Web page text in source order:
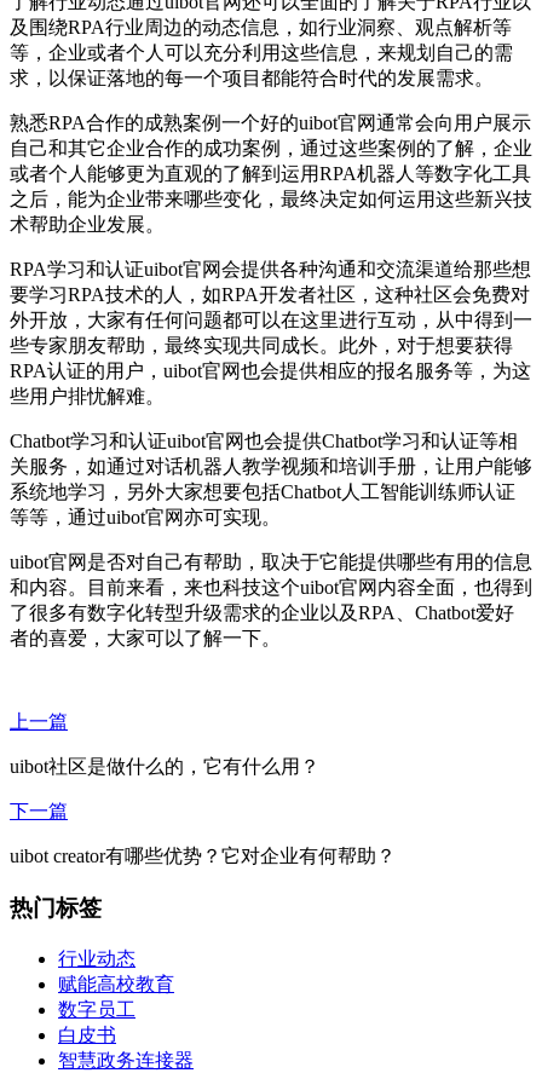
及围绕RPA行业周边的动态信息，如行业洞察、观点解析等
等，企业或者个人可以充分利用这些信息，来规划自己的需
求，以保证落地的每一个项目都能符合时代的发展需求。
熟悉RPA合作的成熟案例一个好的uibot官网通常会向用户展示
自己和其它企业合作的成功案例，通过这些案例的了解，企业
或者个人能够更为直观的了解到运用RPA机器人等数字化工具
之后，能为企业带来哪些变化，最终决定如何运用这些新兴技
术帮助企业发展。
RPA学习和认证uibot官网会提供各种沟通和交流渠道给那些想
要学习RPA技术的人，如RPA开发者社区，这种社区会免费对
外开放，大家有任何问题都可以在这里进行互动，从中得到一
些专家朋友帮助，最终实现共同成长。此外，对于想要获得
RPA认证的用户，uibot官网也会提供相应的报名服务等，为这
些用户排忧解难。
Chatbot学习和认证uibot官网也会提供Chatbot学习和认证等相
关服务，如通过对话机器人教学视频和培训手册，让用户能够
系统地学习，另外大家想要包括Chatbot人工智能训练师认证
等等，通过uibot官网亦可实现。
uibot官网是否对自己有帮助，取决于它能提供哪些有用的信息
和内容。目前来看，来也科技这个uibot官网内容全面，也得到
了很多有数字化转型升级需求的企业以及RPA、Chatbot爱好
者的喜爱，大家可以了解一下。
上一篇
uibot社区是做什么的，它有什么用？
下一篇
uibot creator有哪些优势？它对企业有何帮助？
热门标签
行业动态
赋能高校教育
数字员工
白皮书
智慧政务连接器